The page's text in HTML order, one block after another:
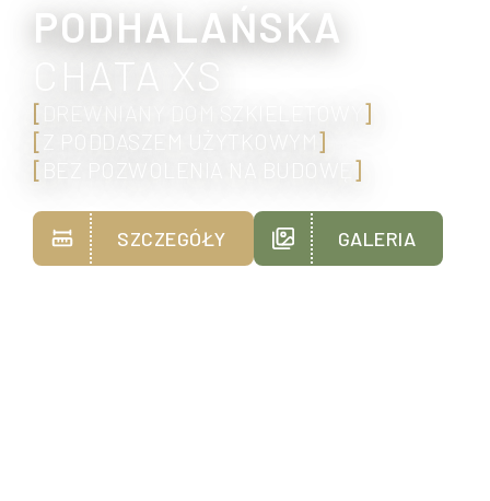
PODHALAŃSKA
CHATA XS
[
]
[
]
[
]
SZCZEGÓŁY GALERIA